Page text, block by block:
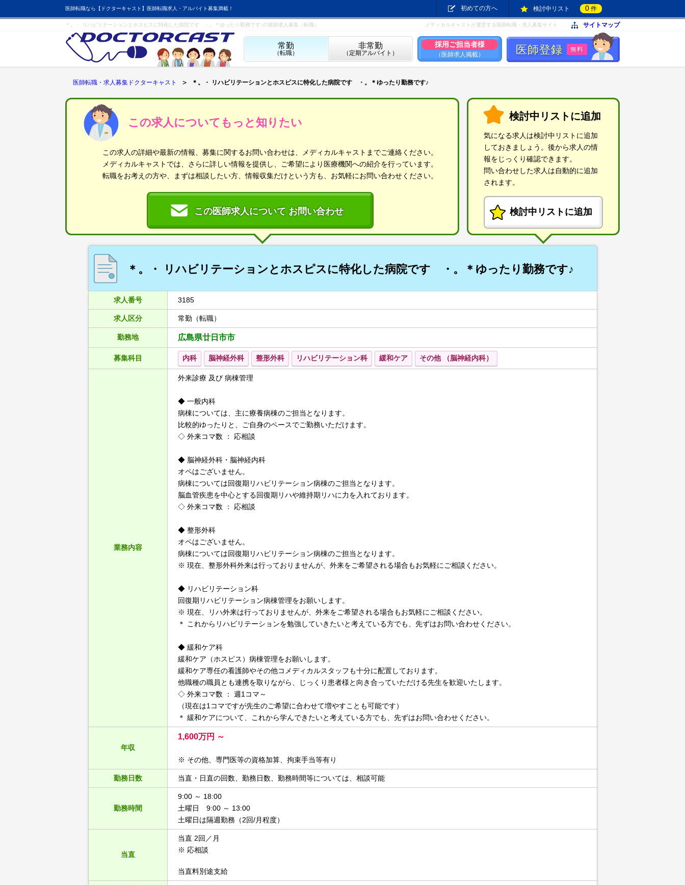
医師転職なら【ドクターキャスト】医師転職求人・アルバイト募集満載！ 初めての方へ 検討中リスト 0 件
＊。・ リハビリテーションとホスピスに特化した病院です ・。＊ゆったり勤務です♪の医師求人募集（転職） メディカルキャストが運営する医師転職・求人募集サイト サイトマップ
常勤
（転職）
非常勤
（定期アルバイト）
採用ご担当者様
（医師求人掲載） 医師登録 無料
医師転職・求人募集ドクターキャスト ＊。・ リハビリテーションとホスピスに特化した病院です ・。＊ゆったり勤務です♪
この求人についてもっと知りたい
この求人の詳細や最新の情報、募集に関するお問い合わせは、メディカルキャストまでご連絡ください。
メディカルキャストでは、さらに詳しい情報を提供し、ご希望により医療機関への紹介を行っています。
転職をお考えの方や、まずは相談したい方、情報収集だけという方も、お気軽にお問い合わせください。
この医師求人について お問い合わせ
検討中リストに追加
気になる求人は検討中リストに追加
しておきましょう。後から求人の情
報をじっくり確認できます。
問い合わせした求人は自動的に追加
されます。
検討中リストに追加
＊。・ リハビリテーションとホスピスに特化した病院です ・。＊ゆったり勤務です♪
求人番号 3185
求人区分 常勤（転職）
勤務地 広島県廿日市市
募集科目 内科 脳神経外科 整形外科 リハビリテーション科 緩和ケア その他 （脳神経内科）
業務内容
外来診療 及び 病棟管理
◆ 一般内科
病棟については、主に療養病棟のご担当となります。
比較的ゆったりと、ご自身のペースでご勤務いただけます。
◇ 外来コマ数 ： 応相談
◆ 脳神経外科・脳神経内科
オペはございません。
病棟については回復期リハビリテーション病棟のご担当となります。
脳血管疾患を中心とする回復期リハや維持期リハに力を入れております。
◇ 外来コマ数 ： 応相談
◆ 整形外科
オペはございません。
病棟については回復期リハビリテーション病棟のご担当となります。
※ 現在、整形外科外来は行っておりませんが、外来をご希望される場合もお気軽にご相談ください。
◆ リハビリテーション科
回復期リハビリテーション病棟管理をお願いします。
※ 現在、リハ外来は行っておりませんが、外来をご希望される場合もお気軽にご相談ください。
＊ これからリハビリテーションを勉強していきたいと考えている方でも、先ずはお問い合わせください。
◆ 緩和ケア科
緩和ケア（ホスピス）病棟管理をお願いします。
緩和ケア専任の看護師やその他コメディカルスタッフも十分に配置しております。
他職種の職員とも連携を取りながら、じっくり患者様と向き合っていただける先生を歓迎いたします。
◇ 外来コマ数 ： 週1コマ～
（現在は1コマですが先生のご希望に合わせて増やすことも可能です）
＊ 緩和ケアについて、これから学んできたいと考えている方でも、先ずはお問い合わせください。
年収
1,600万円 ～
※ その他、専門医等の資格加算、拘束手当等有り
勤務日数 当直・日直の回数、勤務日数、勤務時間等については、相談可能
勤務時間
9:00 ～ 18:00
土曜日 9:00 ～ 13:00
土曜日は隔週勤務（2回/月程度）
当直
当直 2回／月
※ 応相談
当直料別途支給